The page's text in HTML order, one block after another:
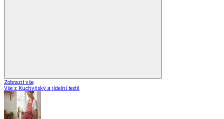
Zobrazit vše
Vše z Kuchyňský a jídelní textil